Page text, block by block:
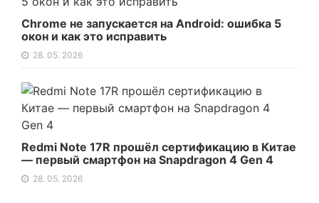
Chrome не запускается на Android: ошибка 5
окон и как это исправить
28. 05. 2026
Redmi Note 17R прошёл сертификацию в Китае
— первый смартфон на Snapdragon 4 Gen 4
28. 05. 2026